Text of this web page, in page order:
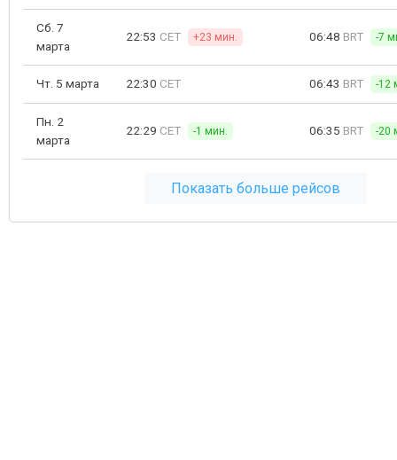
Сб. 7
марта
22:53 CET +23 мин. 06:48 BRT -7
Чт. 5 марта 22:30 CET 06:43 BRT -12
Пн. 2
марта
22:29 CET -1 мин. 06:35 BRT -20
Показать больше рейсов